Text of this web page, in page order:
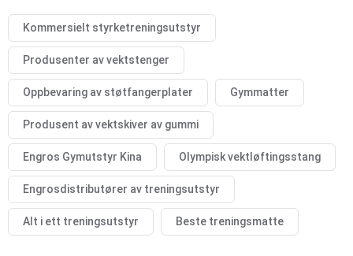
Kommersielt styrketreningsutstyr
Produsenter av vektstenger
Oppbevaring av støtfangerplater Gymmatter
Produsent av vektskiver av gummi
Engros Gymutstyr Kina Olympisk vektløftingsstang
Engrosdistributører av treningsutstyr
Alt i ett treningsutstyr Beste treningsmatte